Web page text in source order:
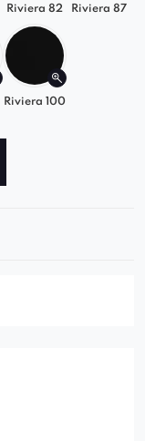
modułowym
myślą o
Riviera 82 Riviera 87
Riviera 100